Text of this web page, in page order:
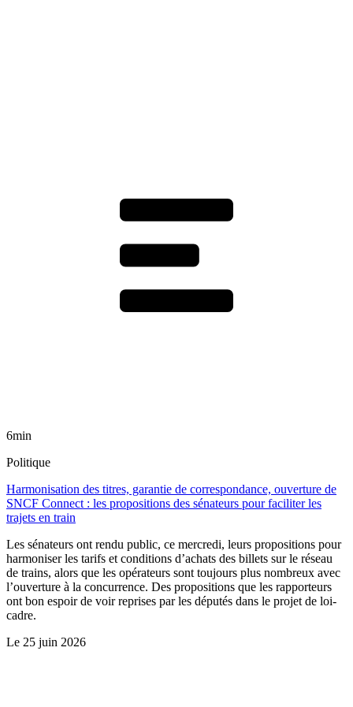
6min
Politique
Harmonisation des titres, garantie de correspondance, ouverture de
SNCF Connect : les propositions des sénateurs pour faciliter les
trajets en train
Les sénateurs ont rendu public, ce mercredi, leurs propositions pour
harmoniser les tarifs et conditions d’achats des billets sur le réseau
de trains, alors que les opérateurs sont toujours plus nombreux avec
l’ouverture à la concurrence. Des propositions que les rapporteurs
ont bon espoir de voir reprises par les députés dans le projet de loi-
cadre.
Le 25 juin 2026